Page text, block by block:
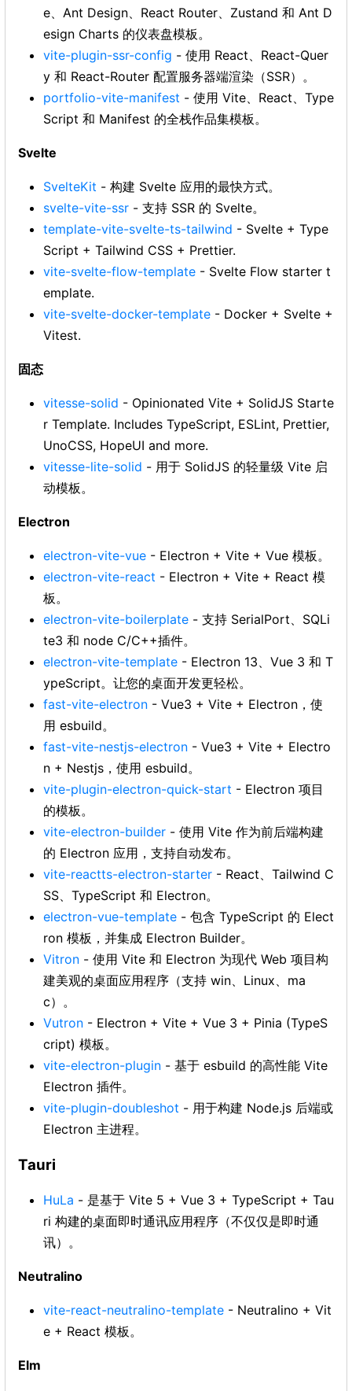
e、Ant Design、React Router、Zustand 和 Ant D
esign Charts 的仪表盘模板。
vite-plugin-ssr-config - 使用 React、React-Quer
y 和 React-Router 配置服务器端渲染（SSR）。
portfolio-vite-manifest - 使用 Vite、React、Type
Script 和 Manifest 的全栈作品集模板。
Svelte
SvelteKit - 构建 Svelte 应用的最快方式。
svelte-vite-ssr - 支持 SSR 的 Svelte。
template-vite-svelte-ts-tailwind - Svelte + Type
Script + Tailwind CSS + Prettier.
vite-svelte-flow-template - Svelte Flow starter t
emplate.
vite-svelte-docker-template - Docker + Svelte +
Vitest.
固态
vitesse-solid - Opinionated Vite + SolidJS Starte
r Template. Includes TypeScript, ESLint, Prettier,
UnoCSS, HopeUI and more.
vitesse-lite-solid - 用于 SolidJS 的轻量级 Vite 启
动模板。
Electron
electron-vite-vue - Electron + Vite + Vue 模板。
electron-vite-react - Electron + Vite + React 模
板。
electron-vite-boilerplate - 支持 SerialPort、SQLi
te3 和 node C/C++插件。
electron-vite-template - Electron 13、Vue 3 和 T
ypeScript。让您的桌面开发更轻松。
fast-vite-electron - Vue3 + Vite + Electron，使
用 esbuild。
fast-vite-nestjs-electron - Vue3 + Vite + Electro
n + Nestjs，使用 esbuild。
vite-plugin-electron-quick-start - Electron 项目
的模板。
vite-electron-builder - 使用 Vite 作为前后端构建
的 Electron 应用，支持自动发布。
vite-reactts-electron-starter - React、Tailwind C
SS、TypeScript 和 Electron。
electron-vue-template - 包含 TypeScript 的 Elect
ron 模板，并集成 Electron Builder。
Vitron - 使用 Vite 和 Electron 为现代 Web 项目构
建美观的桌面应用程序（支持 win、Linux、ma
c）。
Vutron - Electron + Vite + Vue 3 + Pinia (TypeS
cript) 模板。
vite-electron-plugin - 基于 esbuild 的高性能 Vite
Electron 插件。
vite-plugin-doubleshot - 用于构建 Node.js 后端或
Electron 主进程。
Tauri
HuLa - 是基于 Vite 5 + Vue 3 + TypeScript + Tau
ri 构建的桌面即时通讯应用程序（不仅仅是即时通
讯）。
Neutralino
vite-react-neutralino-template - Neutralino + Vit
e + React 模板。
Elm